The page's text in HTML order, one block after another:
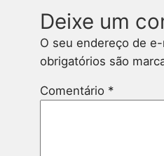
Deixe um
O seu endereço de
obrigatórios são
Comentário *